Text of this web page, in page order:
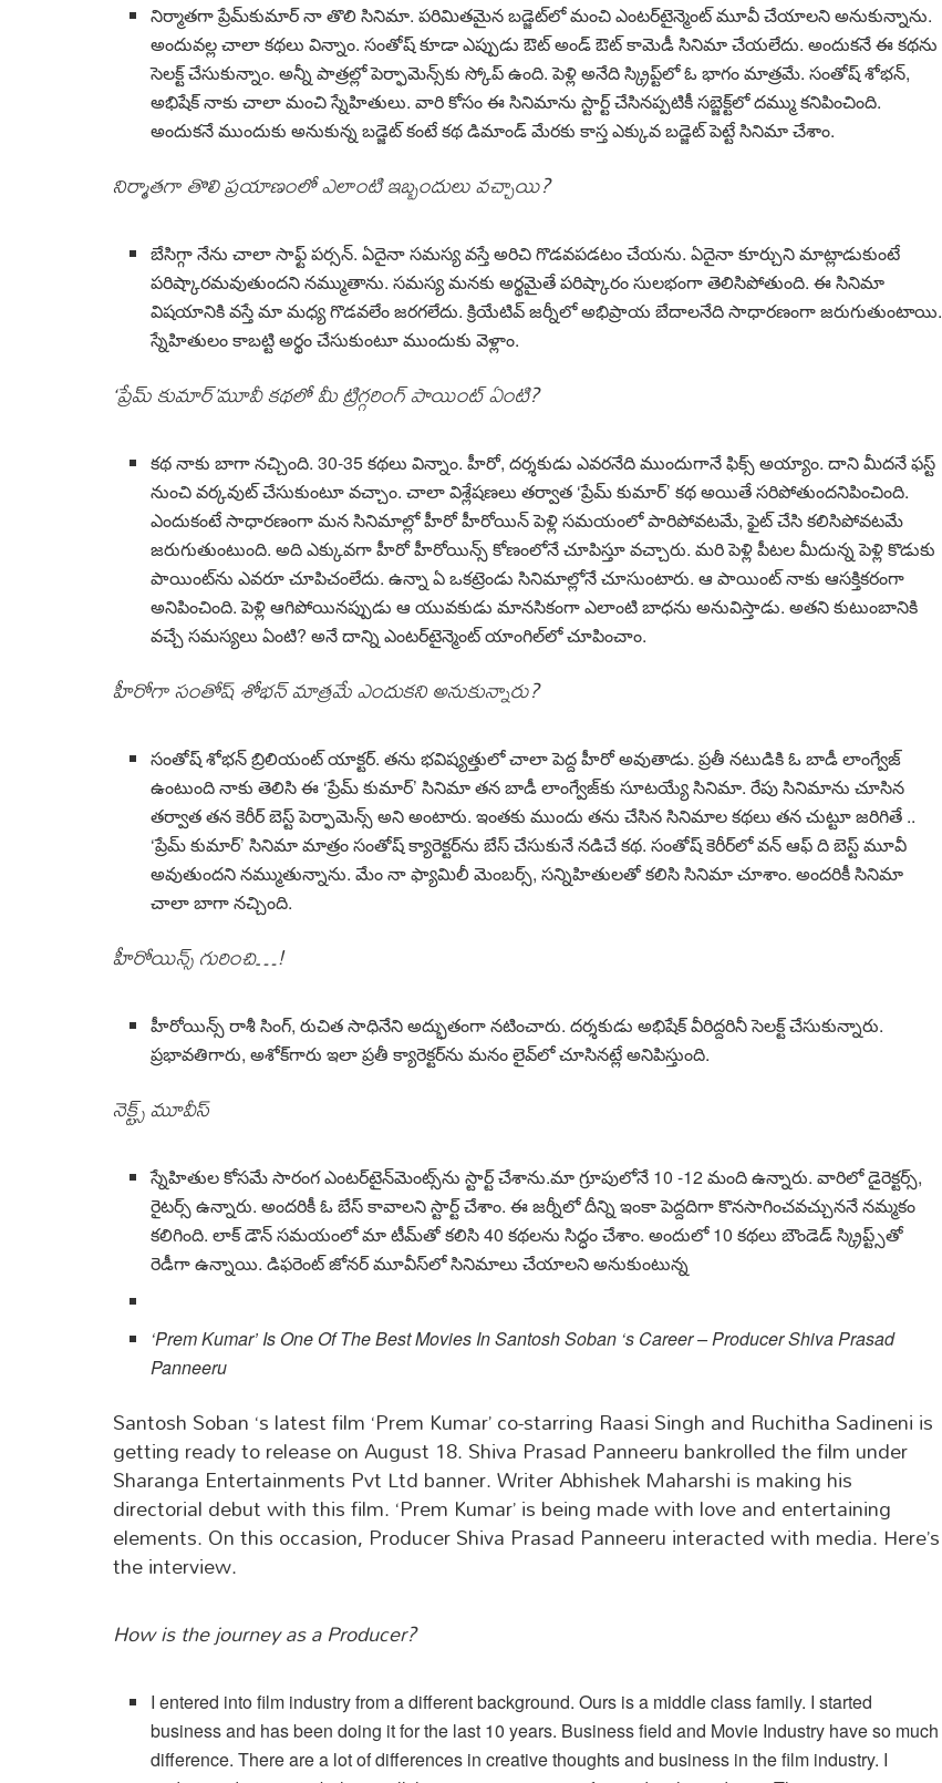
నిర్మాతగా ప్రేమ్‌కుమార్ నా తొలి సినిమా. ప‌రిమిత‌మైన బ‌డ్జెట్‌లో మంచి ఎంట‌ర్‌టైన్మెంట్ మూవీ చేయాల‌ని అనుకున్నాను.
అందువ‌ల్ల చాలా క‌థ‌లు విన్నాం. సంతోష్ కూడా ఎప్పుడు ఔట్ అండ్ ఔట్ కామెడీ సినిమా చేయ‌లేదు. అందుక‌నే ఈ క‌థ‌ను
సెల‌క్ట్ చేసుకున్నాం. అన్నీ పాత్ర‌ల్లో పెర్ఫామెన్స్‌కు స్కోప్ ఉంది. పెళ్లి అనేది స్క్రిప్ట్‌లో ఓ భాగం మాత్ర‌మే. సంతోష్ శోభ‌న్‌,
అభిషేక్ నాకు చాలా మంచి స్నేహితులు. వారి కోసం ఈ సినిమాను స్టార్ట్ చేసిన‌ప్ప‌టికీ స‌బ్జెక్ట్‌లో ద‌మ్ము క‌నిపించింది.
అందుక‌నే ముందుకు అనుకున్న బ‌డ్జెట్ కంటే క‌థ డిమాండ్ మేర‌కు కాస్త ఎక్కువ బ‌డ్జెట్ పెట్టే సినిమా చేశాం.
నిర్మాత‌గా తొలి ప్ర‌యాణంలో ఎలాంటి ఇబ్బందులు వ‌చ్చాయి?
బేసిగ్గా నేను చాలా సాఫ్ట్ ప‌ర్స‌న్‌. ఏదైనా స‌మ‌స్య వ‌స్తే అరిచి గొడ‌వ‌ప‌డటం చేయ‌ను. ఏదైనా కూర్చుని మాట్లాడుకుంటే
ప‌రిష్కార‌మ‌వుతుంద‌ని న‌మ్ముతాను. స‌మ‌స్య మ‌న‌కు అర్థ‌మైతే ప‌రిష్కారం సుల‌భంగా తెలిసిపోతుంది. ఈ సినిమా
విష‌యానికి వ‌స్తే మా మ‌ధ్య గొడ‌వ‌లేం జ‌ర‌గ‌లేదు. క్రియేటివ్ జ‌ర్నీలో అభిప్రాయ బేదాల‌నేది సాధార‌ణంగా జ‌రుగుతుంటాయి.
స్నేహితులం కాబ‌ట్టి అర్థం చేసుకుంటూ ముందుకు వెళ్లాం.
‘ప్రేమ్ కుమార్’మూవీ క‌థ‌లో మీ ట్రిగ్గ‌రింగ్ పాయింట్ ఏంటి?
క‌థ నాకు బాగా న‌చ్చింది. 30-35 క‌థ‌లు విన్నాం. హీరో, ద‌ర్శ‌కుడు ఎవ‌ర‌నేది ముందుగానే ఫిక్స్ అయ్యాం. దాని మీద‌నే ఫ‌స్ట్
నుంచి వ‌ర్క‌వుట్ చేసుకుంటూ వ‌చ్చాం. చాలా విశ్లేష‌ణ‌లు త‌ర్వాత ‘ప్రేమ్ కుమార్’ క‌థ అయితే స‌రిపోతుంద‌నిపించింది.
ఎందుకంటే సాధార‌ణంగా మ‌న సినిమాల్లో హీరో హీరోయిన్ పెళ్లి స‌మ‌యంలో పారిపోవ‌ట‌మే, ఫైట్ చేసి క‌లిసిపోవ‌ట‌మే
జ‌రుగుతుంటుంది. అది ఎక్కువ‌గా హీరో హీరోయిన్స్ కోణంలోనే చూపిస్తూ వ‌చ్చారు. మ‌రి పెళ్లి పీట‌ల మీదున్న పెళ్లి కొడుకు
పాయింట్‌ను ఎవ‌రూ చూపిచంలేదు. ఉన్నా ఏ ఒక‌ట్రెండు సినిమాల్లోనే చూసుంటారు. ఆ పాయింట్ నాకు ఆస‌క్తిక‌రంగా
అనిపించింది. పెళ్లి ఆగిపోయిన‌ప్పుడు ఆ యువ‌కుడు మాన‌సికంగా ఎలాంటి బాధ‌ను అనువిస్తాడు. అత‌ని కుటుంబానికి
వ‌చ్చే స‌మ‌స్య‌లు ఏంటి? అనే దాన్ని ఎంట‌ర్‌టైన్మెంట్ యాంగిల్‌లో చూపించాం.
హీరోగా సంతోష్ శోభ‌న్ మాత్ర‌మే ఎందుక‌ని అనుకున్నారు?
సంతోష్ శోభ‌న్ బ్రిలియంట్ యాక్ట‌ర్‌. త‌ను భ‌విష్య‌త్తులో చాలా పెద్ద హీరో అవుతాడు. ప్ర‌తీ న‌టుడికి ఓ బాడీ లాంగ్వేజ్
ఉంటుంది నాకు తెలిసి ఈ ‘ప్రేమ్ కుమార్’ సినిమా త‌న బాడీ లాంగ్వేజ్‌కు సూట‌య్యే సినిమా. రేపు సినిమాను చూసిన
త‌ర్వాత త‌న కెరీర్ బెస్ట్ పెర్ఫామెన్స్ అని అంటారు. ఇంత‌కు ముందు త‌ను చేసిన సినిమాల క‌థ‌లు త‌న చుట్టూ జ‌రిగితే ..
‘ప్రేమ్ కుమార్’ సినిమా మాత్రం సంతోష్ క్యారెక్ట‌ర్‌ను బేస్ చేసుకునే న‌డిచే క‌థ‌. సంతోష్ కెరీర్‌లో వ‌న్ ఆఫ్ ది బెస్ట్ మూవీ
అవుతుంద‌ని న‌మ్ముతున్నాను. మేం నా ఫ్యామిలీ మెంబ‌ర్స్‌, స‌న్నిహితుల‌తో క‌లిసి సినిమా చూశాం. అంద‌రికీ సినిమా
చాలా బాగా న‌చ్చింది.
హీరోయిన్స్ గురించి…!
హీరోయిన్స్ రాశీ సింగ్, రుచిత సాధినేని అద్భుతంగా న‌టించారు. ద‌ర్శ‌కుడు అభిషేక్ వీరిద్ద‌రినీ సెల‌క్ట్ చేసుకున్నారు.
ప్ర‌భావ‌తిగారు, అశోక్‌గారు ఇలా ప్ర‌తీ క్యారెక్ట‌ర్‌ను మ‌నం లైవ్‌లో చూసిన‌ట్లే అనిపిస్తుంది.
నెక్ట్స్ మూవీస్
స్నేహితుల కోస‌మే సారంగ ఎంటర్‌టైన్‌మెంట్స్‌ను స్టార్ట్ చేశాను.మా గ్రూపులోనే 10 -12 మంది ఉన్నారు. వారిలో డైరెక్ట‌ర్స్‌,
రైట‌ర్స్ ఉన్నారు. అంద‌రికీ ఓ బేస్ కావాలని స్టార్ట్ చేశాం. ఈ జ‌ర్నీలో దీన్ని ఇంకా పెద్ద‌దిగా కొన‌సాగించ‌వ‌చ్చున‌నే న‌మ్మ‌కం
క‌లిగింది. లాక్ డౌన్ స‌మ‌యంలో మా టీమ్‌తో క‌లిసి 40 క‌థ‌ల‌ను సిద్ధం చేశాం. అందులో 10 క‌థ‌లు బౌండెడ్ స్క్రిప్ట్స్‌తో
రెడీగా ఉన్నాయి. డిఫ‌రెంట్ జోన‌ర్ మూవీస్‌లో సినిమాలు చేయాల‌ని అనుకుంటున్న
‘Prem Kumar’ Is One Of The Best Movies In Santosh Soban ‘s Career – Producer Shiva Prasad
Panneeru
Santosh Soban ‘s latest film ‘Prem Kumar’ co-starring Raasi Singh and Ruchitha Sadineni is
getting ready to release on August 18. Shiva Prasad Panneeru bankrolled the film under
Sharanga Entertainments Pvt Ltd banner. Writer Abhishek Maharshi is making his
directorial debut with this film. ‘Prem Kumar’ is being made with love and entertaining
elements. On this occasion, Producer Shiva Prasad Panneeru interacted with media. Here’s
the interview.
How is the journey as a Producer?
I entered into film industry from a different background. Ours is a middle class family. I started
business and has been doing it for the last 10 years. Business field and Movie Industry have so much
difference. There are a lot of differences in creative thoughts and business in the film industry. I